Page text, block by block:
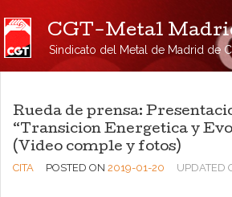
CGT-Metal
Sindicato del Metal de Madrid de
Rueda de prensa:
“Transicion Energetica y
(Video comple y fotos)
CITA POSTED ON 2019-01-20 UPDATED